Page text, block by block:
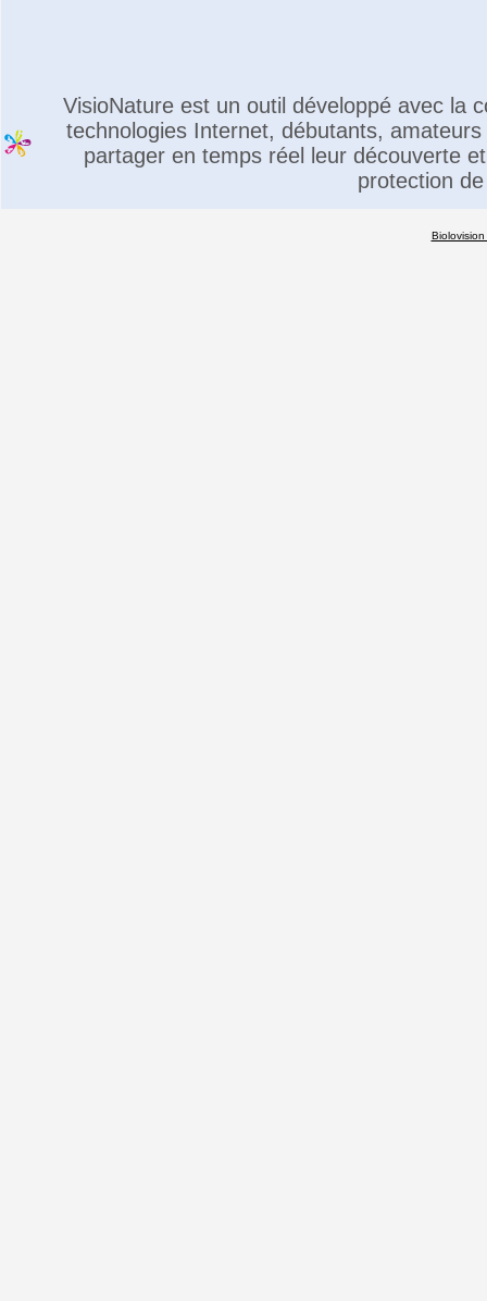
VisioNature est un outil développé avec la
technologies Internet, débutants,
partager en temps réel leur découverte
protection
Biolovision